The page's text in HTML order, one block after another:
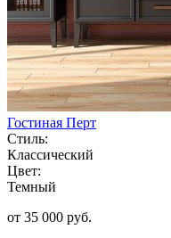
Гостиная Перт
Стиль:
Классический
Цвет:
Темный
от 35 000 руб.